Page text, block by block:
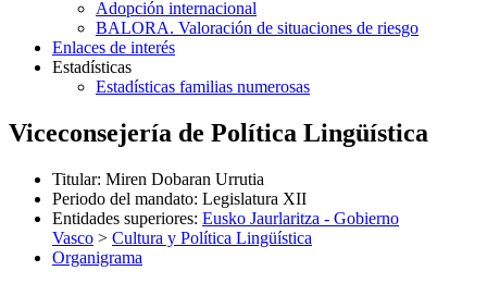
Adopción internacional
BALORA. Valoración de situaciones de riesgo
Enlaces de interés
Estadísticas
Estadísticas familias numerosas
Viceconsejería de Política Lingüística
Titular: Miren Dobaran Urrutia
Periodo del mandato: Legislatura XII
Entidades superiores: Eusko Jaurlaritza - Gobierno
Vasco > Cultura y Política Lingüística
Organigrama